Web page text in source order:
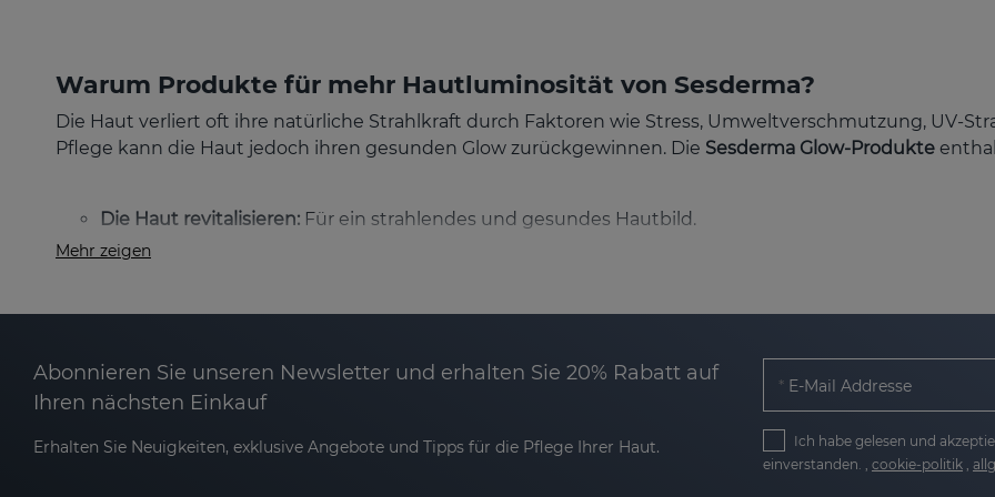
Warum Produkte für mehr Hautluminosität von Sesderma?
Die Haut verliert oft ihre natürliche Strahlkraft durch Faktoren wie Stress, Umweltverschmutzung, UV-
Pflege kann die Haut jedoch ihren gesunden Glow zurückgewinnen. Die Sesderma Glow-Produkte
Die Haut revitalisieren: Für ein strahlendes und gesundes Hautbild.
Den Hautton ausgleichen:
Dankverkapseltem und stabilisiertem Vitamin C in Liposomen-Technologie dringt der Wirkstoff tief in
Strahlkraft.
Welche Hauttypen profitieren von Glow-Pflege?
Mehr zeigen
Abonnieren Sie unseren Newsletter und erhalten Sie 20% Rabatt auf
Ihren nächsten Einkauf
Erhalten Sie Neuigkeiten, exklusive Angebote und Tipps für die Pflege Ihrer Haut.
E-Mail Addresse
Ich habe gelesen und
einverstanden. , cookie-politik